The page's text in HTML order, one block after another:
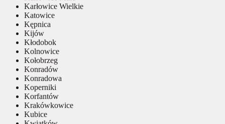
Karłowice Wielkie
Katowice
Kępnica
Kijów
Kłodobok
Kolnowice
Kołobrzeg
Konradów
Konradowa
Koperniki
Korfantów
Krakówkowice
Kubice